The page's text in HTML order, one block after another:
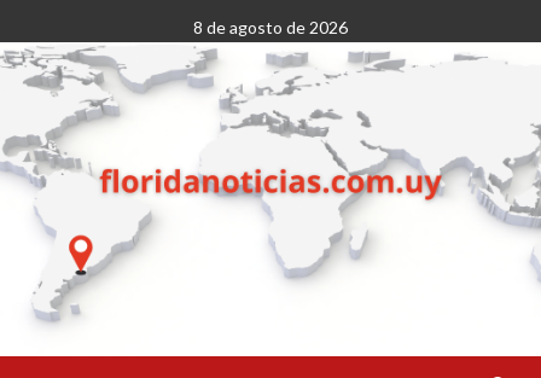
al
contenido
8 de agosto de 2026